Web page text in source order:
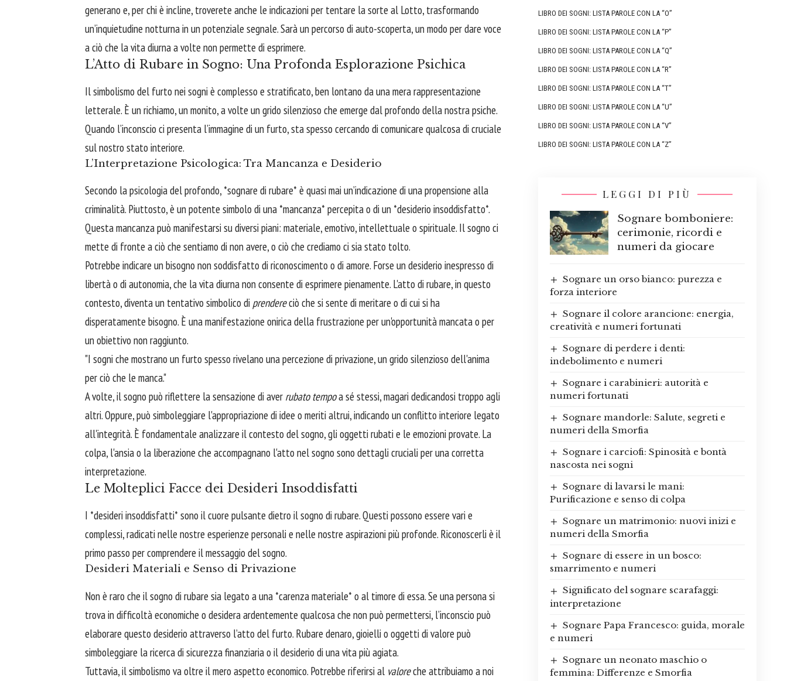
generano e, per chi è incline, troverete anche le indicazioni per tentare la sorte al Lotto, trasformando
un’inquietudine notturna in un potenziale segnale. Sarà un percorso di auto-scoperta, un modo per dare voce
a ciò che la vita diurna a volte non permette di esprimere.
L’Atto di Rubare in Sogno: Una Profonda Esplorazione Psichica
Il simbolismo del furto nei sogni è complesso e stratificato, ben lontano da una mera rappresentazione
letterale. È un richiamo, un monito, a volte un grido silenzioso che emerge dal profondo della nostra psiche.
Quando l’inconscio ci presenta l’immagine di un furto, sta spesso cercando di comunicare qualcosa di cruciale
sul nostro stato interiore.
L’Interpretazione Psicologica: Tra Mancanza e Desiderio
Secondo la psicologia del profondo, *sognare di rubare* è quasi mai un’indicazione di una propensione alla
criminalità. Piuttosto, è un potente simbolo di una *mancanza* percepita o di un *desiderio insoddisfatto*.
Questa mancanza può manifestarsi su diversi piani: materiale, emotivo, intellettuale o spirituale. Il sogno ci
mette di fronte a ciò che sentiamo di non avere, o ciò che crediamo ci sia stato tolto.
Potrebbe indicare un bisogno non soddisfatto di riconoscimento o di amore. Forse un desiderio inespresso di
libertà o di autonomia, che la vita diurna non consente di esprimere pienamente. L'atto di rubare, in questo
contesto, diventa un tentativo simbolico di prendereciò che si sente di meritare o di cui si ha
disperatamente bisogno. È una manifestazione onirica della frustrazione per un'opportunità mancata o per
un obiettivo non raggiunto.
"I sogni che mostrano un furto spesso rivelano una percezione di privazione, un grido silenzioso dell'anima
per ciò che le manca."
A volte, il sogno può riflettere la sensazione di aver rubato tempoa sé stessi, magari dedicandosi troppo agli
altri. Oppure, può simboleggiare l'appropriazione di idee o meriti altrui, indicando un conflitto interiore legato
all'integrità. È fondamentale analizzare il contesto del sogno, gli oggetti rubati e le emozioni provate. La
colpa, l'ansia o la liberazione che accompagnano l'atto nel sogno sono dettagli cruciali per una corretta
interpretazione.
Le Molteplici Facce dei Desideri Insoddisfatti
I *desideri insoddisfatti* sono il cuore pulsante dietro il sogno di rubare. Questi possono essere vari e
complessi, radicati nelle nostre esperienze personali e nelle nostre aspirazioni più profonde. Riconoscerli è il
primo passo per comprendere il messaggio del sogno.
Desideri Materiali e Senso di Privazione
Non è raro che il sogno di rubare sia legato a una *carenza materiale* o al timore di essa. Se una persona si
trova in difficoltà economiche o desidera ardentemente qualcosa che non può permettersi, l’inconscio può
elaborare questo desiderio attraverso l’atto del furto. Rubare denaro, gioielli o oggetti di valore può
simboleggiare la ricerca di sicurezza finanziaria o il desiderio di una vita più agiata.
Tuttavia, il simbolismo va oltre il mero aspetto economico. Potrebbe riferirsi al valoreche attribuiamo a noi
LIBRO DEI SOGNI: LISTA PAROLE CON LA “O”
LIBRO DEI SOGNI: LISTA PAROLE CON LA “P”
LIBRO DEI SOGNI: LISTA PAROLE CON LA “Q”
LIBRO DEI SOGNI: LISTA PAROLE CON LA “R”
LIBRO DEI SOGNI: LISTA PAROLE CON LA “T”
LIBRO DEI SOGNI: LISTA PAROLE CON LA “U”
LIBRO DEI SOGNI: LISTA PAROLE CON LA “V”
LIBRO DEI SOGNI: LISTA PAROLE CON LA “Z”
LEGGI DI PIÙ
Sognare bomboniere:
cerimonie, ricordi e
numeri da giocare
Sognare un orso bianco: purezza e
forza interiore
Sognare il colore arancione: energia,
creatività e numeri fortunati
Sognare di perdere i denti:
indebolimento e numeri
Sognare i carabinieri: autorità e
numeri fortunati
Sognare mandorle: Salute, segreti e
numeri della Smorfia
Sognare i carciofi: Spinosità e bontà
nascosta nei sogni
Sognare di lavarsi le mani:
Purificazione e senso di colpa
Sognare un matrimonio: nuovi inizi e
numeri della Smorfia
Sognare di essere in un bosco:
smarrimento e numeri
Significato del sognare scarafaggi:
interpretazione
Sognare Papa Francesco: guida, morale
e numeri
Sognare un neonato maschio o
femmina: Differenze e Smorfia